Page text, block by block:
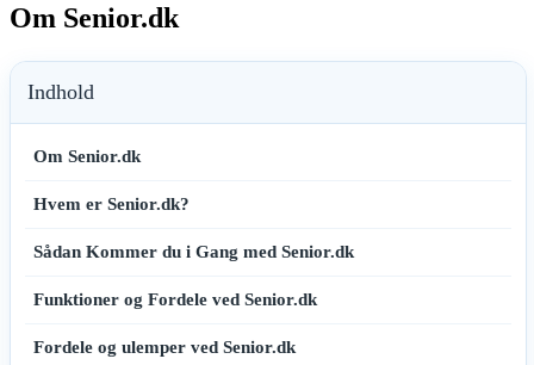
Om Senior.dk
Indhold
Om Senior.dk
Hvem er Senior.dk?
Sådan Kommer du i Gang med Senior.dk
Funktioner og Fordele ved Senior.dk
Fordele og ulemper ved Senior.dk